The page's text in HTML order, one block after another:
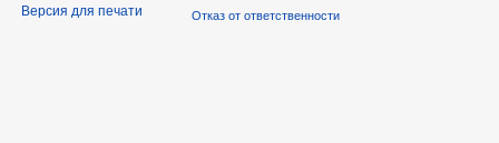
Версия для печати
Отказ от ответственности